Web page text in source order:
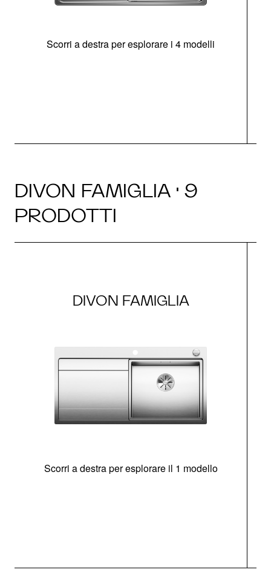
Scorri a destra per esplorare i 4 modelli
DIVON FAMIGLIA · 9
PRODOTTI
DIVON FAMIGLIA
Scorri a destra per esplorare il 1 modello